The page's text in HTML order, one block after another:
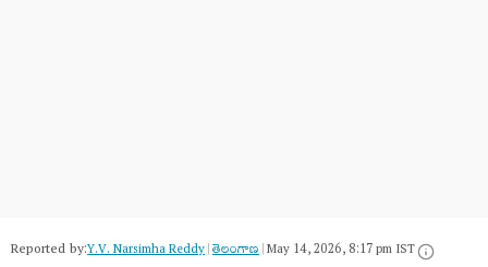
Reported by:Y.V. Narsimha Reddy|తెలంగాణ‌|May 14, 2026, 8:17 pm IST